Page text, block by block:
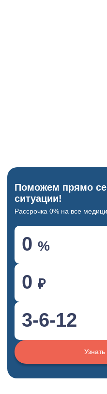
Поможем прямо
ситуации!
Рассрочка 0% на все
0 %
0 ₽
3-6-12